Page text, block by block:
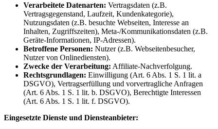
Verarbeitete Datenarten: Vertragsdaten (z.B.
Vertragsgegenstand, Laufzeit, Kundenkategorie),
Nutzungsdaten (z.B. besuchte Webseiten, Interesse an
Inhalten, Zugriffszeiten), Meta-/Kommunikationsdaten (z.B.
Geräte-Informationen, IP-Adressen).
Betroffene Personen: Nutzer (z.B. Webseitenbesucher,
Nutzer von Onlinediensten).
Zwecke der Verarbeitung: Affiliate-Nachverfolgung.
Rechtsgrundlagen: Einwilligung (Art. 6 Abs. 1 S. 1 lit. a
DSGVO), Vertragserfüllung und vorvertragliche Anfragen
(Art. 6 Abs. 1 S. 1 lit. b. DSGVO), Berechtigte Interessen
(Art. 6 Abs. 1 S. 1 lit. f. DSGVO).
Eingesetzte Dienste und Diensteanbieter: